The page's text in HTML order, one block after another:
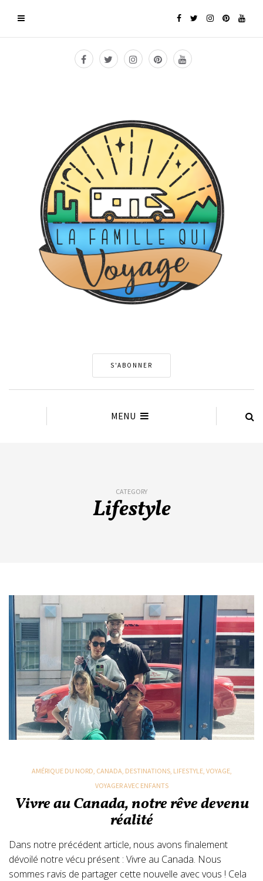
S'ABONNER
MENU
CATEGORY
Lifestyle
AMÉRIQUE DU NORD CANADA DESTINATIONS, LIFESTYLE, VOYAGE,
VOYAGER AVEC ENFANTS
Vivre au Canada, notre rêve devenu
réalité
Dans notre précédent article, nous avons finalement
dévoilé notre vécu présent : Vivre au Canada. Nous
sommes ravis de partager cette nouvelle avec vous ! Cela